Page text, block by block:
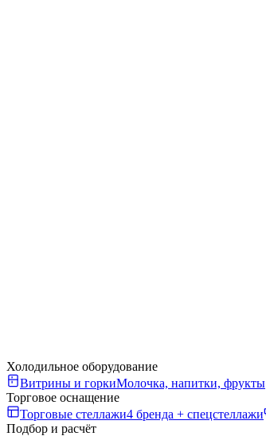
Холодильное оборудование
Витрины и горкиМолочка, напитки, фрукты
Торговое оснащение
Торговые стеллажи4 бренда + спецстеллажи
Подбор и расчёт